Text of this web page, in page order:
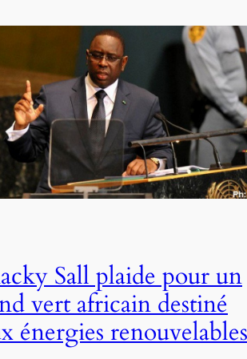
Sall plaide pour un
vert africain destiné
énergies renouvelables